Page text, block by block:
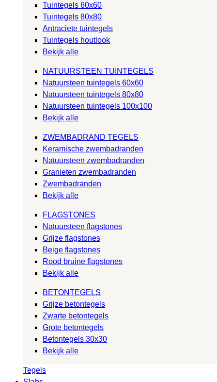
Tuintegels 60x60
Tuintegels 80x80
Antraciete tuintegels
Tuintegels houtlook
Bekijk alle
NATUURSTEEN TUINTEGELS
Natuursteen tuintegels 60x60
Natuursteen tuintegels 80x80
Natuursteen tuintegels 100x100
Bekijk alle
ZWEMBADRAND TEGELS
Keramische zwembadranden
Natuursteen zwembadranden
Granieten zwembadranden
Zwembadranden
Bekijk alle
FLAGSTONES
Natuursteen flagstones
Grijze flagstones
Beige flagstones
Rood bruine flagstones
Bekijk alle
BETONTEGELS
Grijze betontegels
Zwarte betontegels
Grote betontegels
Betontegels 30x30
Bekijk alle
Tegels